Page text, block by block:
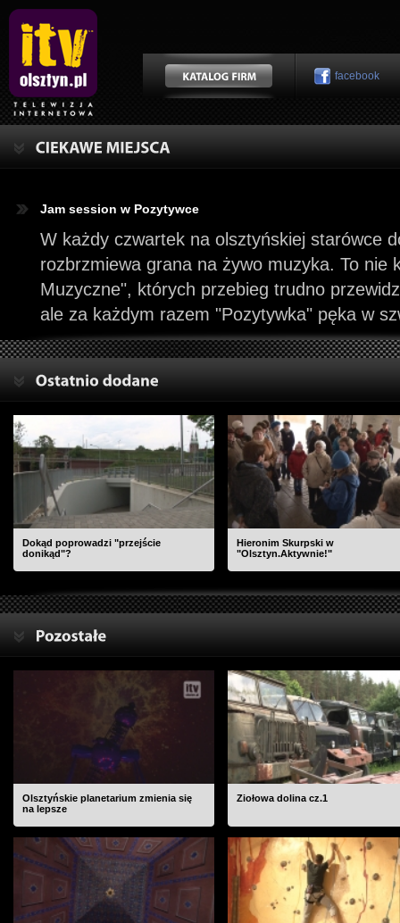
facebook
Jam session w Pozytywce
W każdy czwartek na olsztyńskiej starówce
rozbrzmiewa grana na żywo muzyka. To nie
Muzyczne", których przebieg trudno
ale za każdym razem "Pozytywka" pęka w
Dokąd poprowadzi "przejście
donikąd"?
Hieronim Skurpski w
"Olsztyn.Aktywnie!"
Olsztyńskie planetarium zmienia się
na lepsze
Ziołowa dolina cz.1